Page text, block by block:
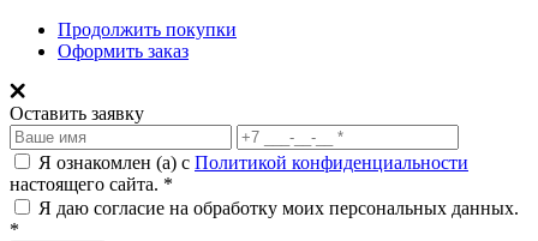
Продолжить покупки
Оформить заказ
Оставить заявку
Я ознакомлен (а) с Политикой конфиденциальности
настоящего сайта. *
Я даю согласие на обработку моих персональных данных.
*